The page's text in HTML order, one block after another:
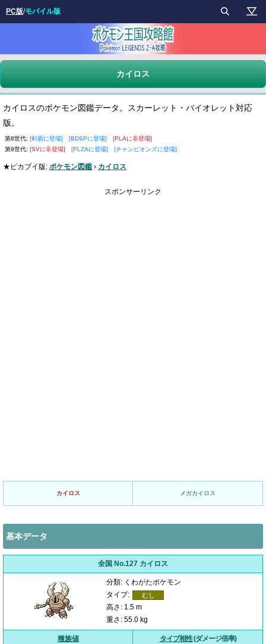
カイロス
カイロスのポケモン図鑑データ。スカーレット・バイオレット対応
版。
第8世代: [剣盾に登場] [BDSPに登場]
[PLAに非登場]
第9世代: [SVに非登場] [PLZAに登場] [チャンピオンズに登場]
★ピカブイ版: ポケモン図鑑 › カイロス
スポンサーリンク
カイロス メガカイロス
基本データ
全国 No.127 カイロス
分類: くわがたポケモン
タイプ:
むし
高さ: 1.5 m
重さ: 55.0 kg
種族値 タイプ相性(ダメージ倍率)
PC版/モバイル版